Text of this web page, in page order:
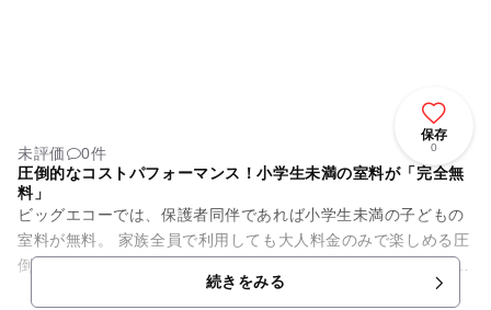
保存
0
未評価
0件
圧倒的なコストパフォーマンス！小学生未満の室料が「完全無
料」
ビッグエコーでは、保護者同伴であれば小学生未満の子どもの
室料が無料。 家族全員で利用しても大人料金のみで楽しめる圧
倒的なお得感が最大の魅力です。 ※小学生の料金は店舗によっ
続きをみる